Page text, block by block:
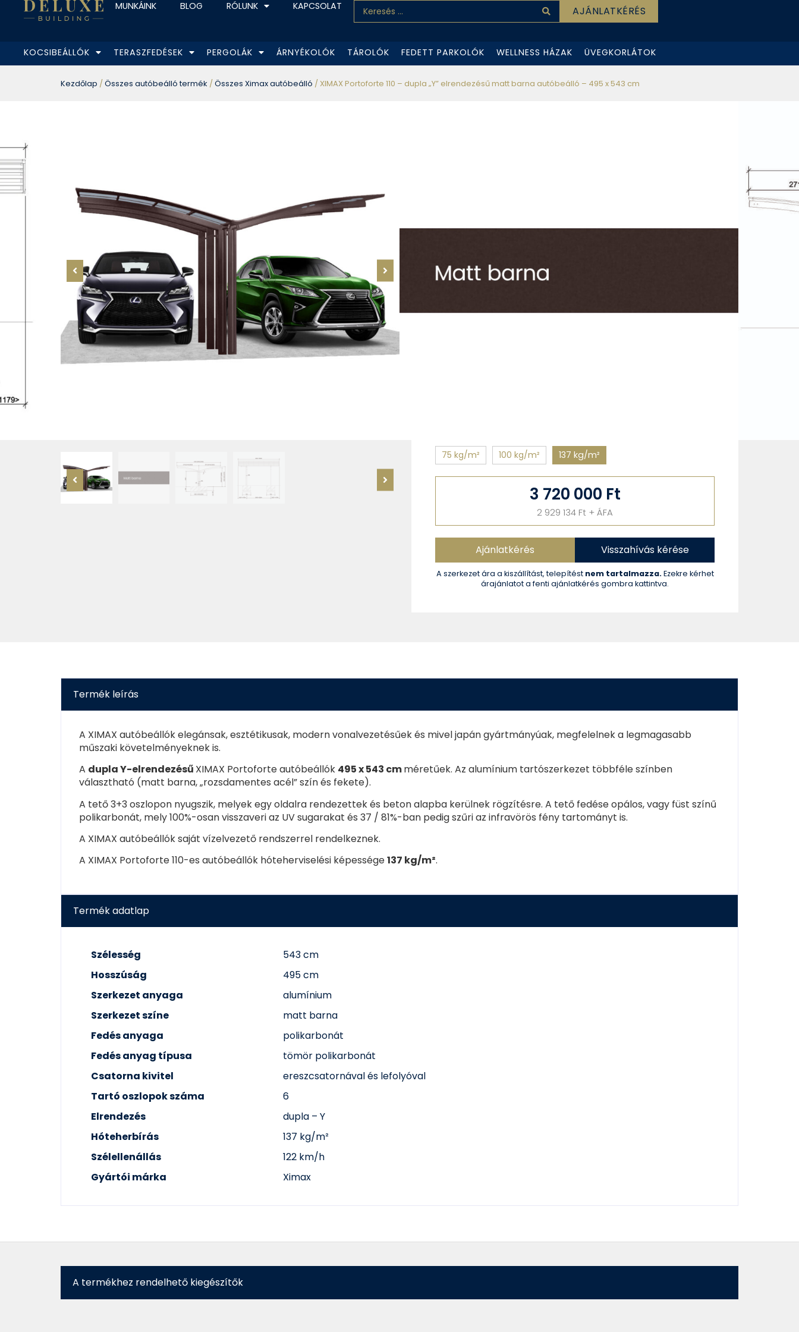
MUNKÁINK BLOG RÓLUNK KAPCSOLAT AJÁNLATKÉRÉS
KOCSIBEÁLLÓK TERASZFEDÉSEK PERGOLÁK ÁRNYÉKOLÓK TÁROLÓK FEDETT PARKOLÓK WELLNESS HÁZAK ÜVEGKORLÁTOK
Kezdőlap /Összes autóbeálló termék /Összes Ximax autóbeálló / XIMAX Portoforte 110 – dupla „Y” elrendezésű matt barna autóbeálló – 495 x 543 cm
Ximax Portoforte ívesdupla
Extra erősített kivitel, 3 oszloppal.
75 kg/m²
100 kg/m² 137 kg/m²
3 720 000 Ft
2 929 134 Ft + ÁFA
Ajánlatkérés Visszahívás kérése
A szerkezet ára a kiszállítást, telepítést nem tartalmazza.Ezekre kérhet
árajánlatot a fenti ajánlatkérés gombra kattintva.
Termék leírás
A XIMAX autóbeállók elegánsak, esztétikusak, modern vonalvezetésűek és mivel japán gyártmányúak, megfelelnek a legmagasabb
műszaki követelményeknek is.
A dupla Y-elrendezésű XIMAX Portoforte autóbeállók 495 x 543 cmméretűek. Az alumínium tartószerkezet többféle színben
választható (matt barna, „rozsdamentes acél” szín és fekete).
A tető 3+3 oszlopon nyugszik, melyek egy oldalra rendezettek és beton alapba kerülnek rögzítésre. A tető fedése opálos, vagy füst színű
polikarbonát, mely 100%-osan visszaveri az UV sugarakat és 37 / 81%-ban pedig szűri az infravörös fény tartományt is.
A XIMAX autóbeállók saját vízelvezető rendszerrel rendelkeznek.
A XIMAX Portoforte 110-es autóbeállók hóteherviselési képessége137 kg/m².
Termék adatlap
Szélesség
543 cm
Hosszúság
495 cm
Szerkezet anyaga
alumínium
Szerkezet színe
matt barna
Fedés anyaga
polikarbonát
Fedés anyag típusa
tömör polikarbonát
Csatorna kivitel
ereszcsatornával és lefolyóval
Tartó oszlopok száma
6
Elrendezés
dupla – Y
Hóteherbírás
137 kg/m²
Szélellenállás
122 km/h
Gyártói márka
Ximax
A termékhez rendelhető kiegészítők